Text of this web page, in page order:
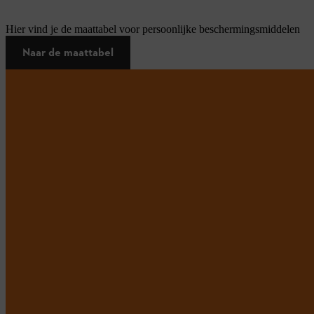
Hier vind je de maattabel voor persoonlijke beschermingsmiddelen
Naar de maattabel